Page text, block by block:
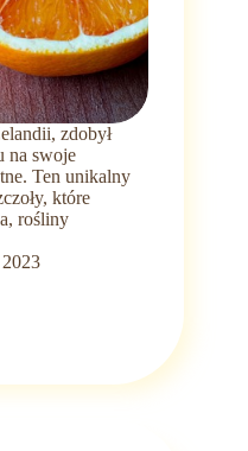
zdobył
na swoje
Ten unikalny
które
rośliny